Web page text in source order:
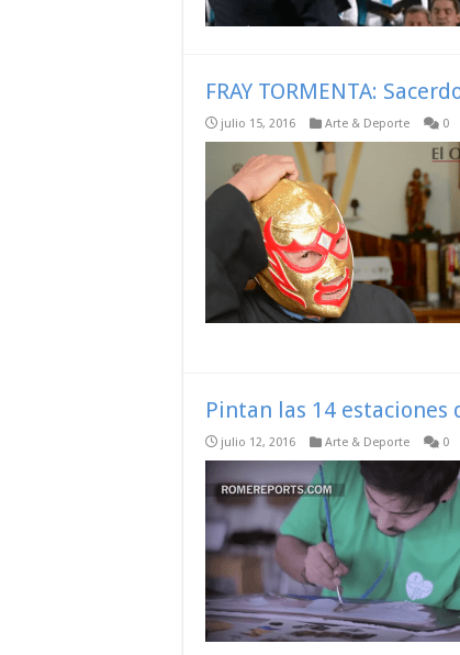
FRAY TORMENTA:
julio 15, 2016 Arte & Deporte 0
Pintan las 14 estaciones
julio 12, 2016 Arte & Deporte 0